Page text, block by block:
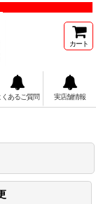
カート
くあるご質問 実店舗情報